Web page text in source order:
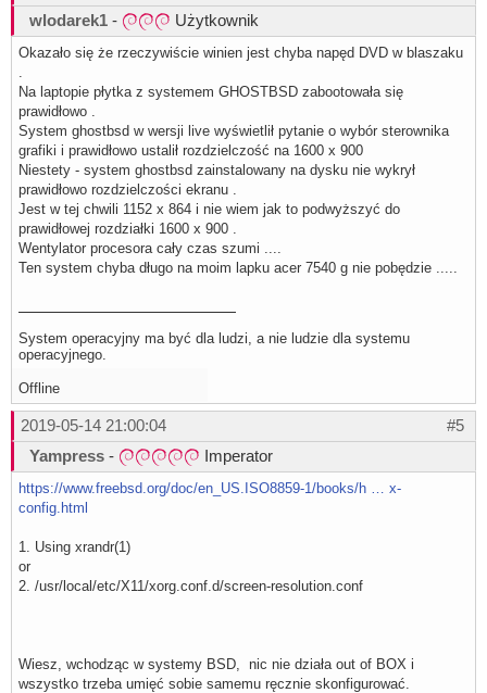
wlodarek1 - Użytkownik
Okazało się że rzeczywiście winien jest chyba napęd DVD w blaszaku
Na laptopie płytka z systemem GHOSTBSD zabootowała się
prawidłowo .
System ghostbsd w wersji live wyświetlił pytanie o wybór sterownika
grafiki i prawidłowo ustalił rozdzielczość na 1600 x 900
Niestety - system ghostbsd zainstalowany na dysku nie wykrył
prawidłowo rozdzielczości ekranu .
Jest w tej chwili 1152 x 864 i nie wiem jak to podwyższyć do
prawidłowej rozdziałki 1600 x 900 .
Wentylator procesora cały czas szumi ....
Ten system chyba długo na moim lapku acer 7540 g nie pobędzie .....
System operacyjny ma być dla ludzi, a nie ludzie dla systemu
operacyjnego.
Offline
#5
2019-05-14 21:00:04
Yampress - Imperator
https://www.freebsd.org/doc/en_US.ISO8859-1/books/h … x-
config.html
1. Using xrandr(1)
or
2. /usr/local/etc/X11/xorg.conf.d/screen-resolution.conf
Wiesz, wchodząc w systemy BSD, nic nie działa out of BOX i
wszystko trzeba umięć sobie samemu ręcznie skonfigurować.